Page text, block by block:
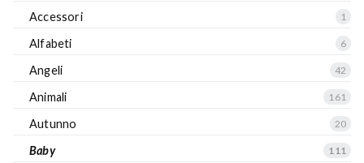
Accessori 1
Alfabeti 6
Angeli 42
Animali 161
Autunno 20
Baby 111